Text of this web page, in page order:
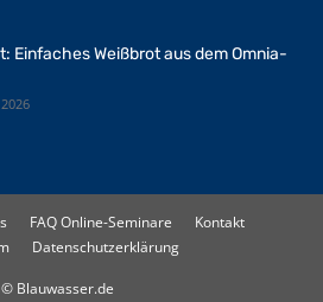
Einfaches Weißbrot aus dem Omnia-
FAQ Online-Seminare
Kontakt
Datenschutzerklärung
© Blauwasser.de